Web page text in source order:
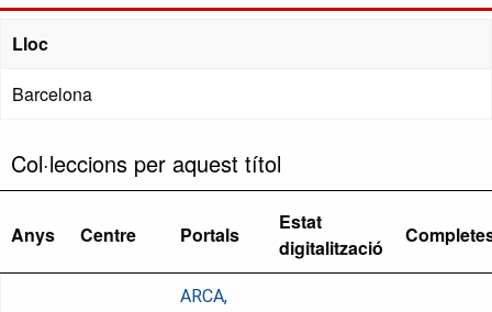
Lloc
Barcelona
Col·leccions per aquest títol
Anys Centre Portals
Estat
digitalització
ARCA,